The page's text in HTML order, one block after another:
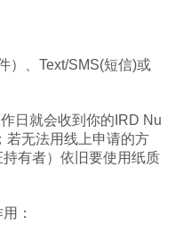
）、Text/SMS(短信)或
日就会收到你的IRD Nu
若无法用线上申请的方
有者）依旧要使用纸质
：